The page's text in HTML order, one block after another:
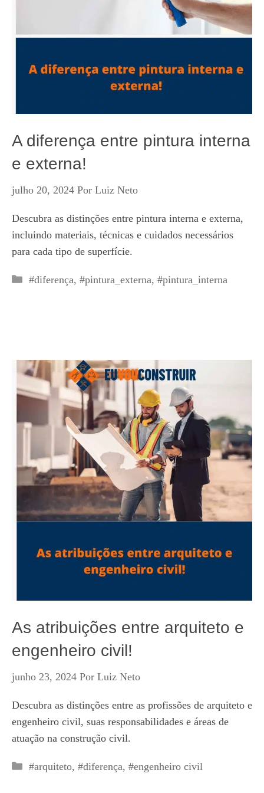
A diferença entre pintura interna
e externa!
julho 20, 2024 Por Luiz Neto
Descubra as distinções entre pintura interna e externa,
incluindo materiais, técnicas e cuidados necessários
para cada tipo de superfície.
Categorias
#diferença, #pintura_externa, #pintura_interna
As atribuições entre arquiteto e
engenheiro civil!
junho 23, 2024 Por Luiz Neto
Descubra as distinções entre as profissões de arquiteto e
engenheiro civil, suas responsabilidades e áreas de
atuação na construção civil.
Categorias
#arquiteto, #diferença, #engenheiro civil